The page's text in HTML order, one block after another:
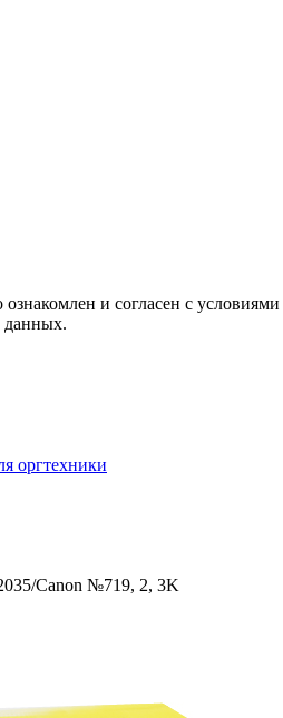
и согласен с условиями
данных.
оргтехники
­Canon №719, 2, 3K